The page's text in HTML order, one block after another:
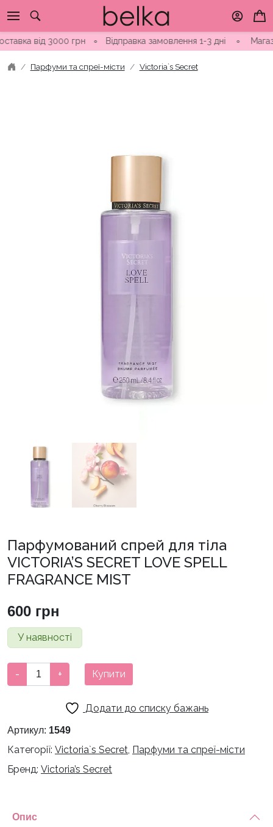
to
content
від 3000 грн∘Відправка замовлення 1-3 дні ∘ Магазини
Парфуми та спреї-місти Victoria`s Secret
Парфумований спрей для тіла
VICTORIA’S SECRET LOVE SPELL
FRAGRANCE MIST
600 грн
У наявності
Парфумований
спрей
VICTORIA'S
LOVE
SPELL
кількість
- + Купити
Додати до списку бажань
Артикул: 1549
Категорії: Victoria`s Secret Парфуми та спреї-місти
Бренд: Victoria’s Secret
Опис